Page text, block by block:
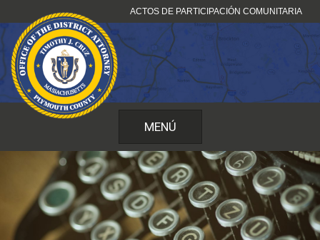
al
contenido
ACTOS DE PARTICIPACIÓN COMUNITARIA
MENÚ